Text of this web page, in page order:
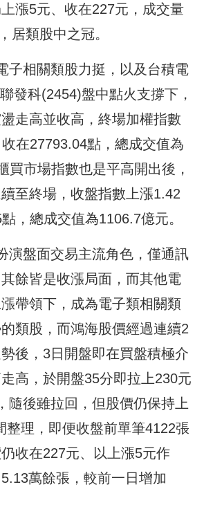
漲5元、收在227元，成交量
居類股中之冠。
子相關類股力挺，以及台積電
發科(2454)盤中點火支撐下，
走高並收高，終場加權指數
收在27793.04點，總成交值為
買市場指數也是平高開出後，
至終場，收盤指數上漲1.42
，總成交值為1106.7億元。
演盤面交易主流角色，僅通訊
餘皆是收漲局面，而其他電
帶領下，成為電子類相關類
類股，而鴻海股價經過連續2
後，3日開盤即在買盤積極介
高，於開盤35分即拉上230元
隨後雖拉回，但股價仍保持上
整理，即便收盤前單筆4122張
收在227元、以上漲5元作
萬餘張，較前一日增加